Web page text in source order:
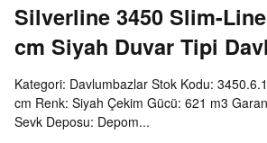
Silverline 3450 Slim-
cm Siyah Duvar Tipi
Kategori: Davlumbazlar Stok Kodu:
cm Renk: Siyah Çekim Gücü: 621 m3
Sevk Deposu: Depom...